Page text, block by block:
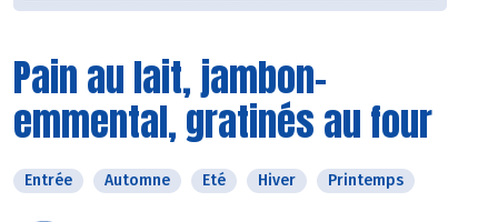
Pain au lait, jambon-
emmental, gratinés au four
Entrée Automne Eté Hiver Printemps